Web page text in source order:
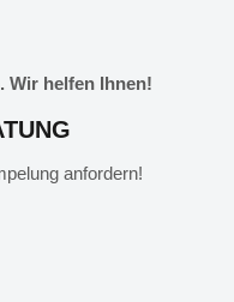
Wir helfen Ihnen!
anfordern!